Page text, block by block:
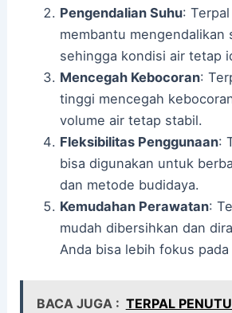
Pengendalian Suhu:
membantu mengendalikan
sehingga kondisi air tetap
Mencegah Kebocoran:
tinggi mencegah
volume air tetap stabil.
Fleksibilitas Penggunaan:
bisa digunakan untuk
dan metode budidaya.
Kemudahan Perawatan:
mudah dibersihkan dan
Anda bisa lebih fokus
BACA JUGA : TERPAL